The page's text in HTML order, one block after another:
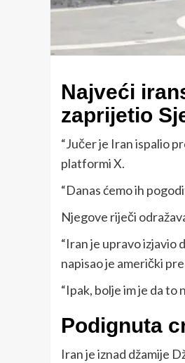
Najveći
zaprijetio
“Jučer je Iran ispalio
platformi X.
“Danas ćemo ih
Njegove riječi
“Iran je upravo izjavio
napisao je američki
“Ipak, bolje im je da to
Podignuta
Iran je iznad džamije